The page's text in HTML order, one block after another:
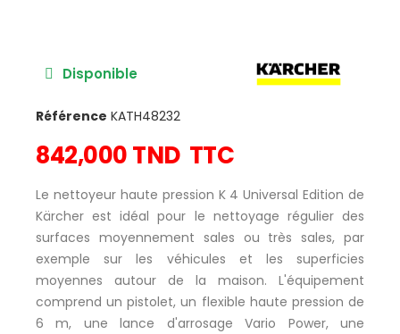
Disponible
Référence KATH48232
842,000 TND TTC
Le nettoyeur haute pression K 4 Universal Edition de
Kärcher est idéal pour le nettoyage régulier des
surfaces moyennement sales ou très sales, par
exemple sur les véhicules et les superficies
moyennes autour de la maison. L'équipement
comprend un pistolet, un flexible haute pression de
6 m, une lance d'arrosage Vario Power, une